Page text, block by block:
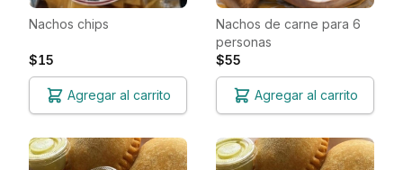
Nachos chips
$15
Agregar al carrito
Nachos de carne para 6
personas
$55
Agregar al carrito